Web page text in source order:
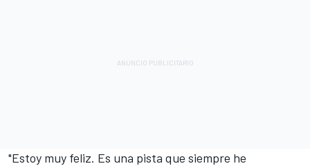
"Estoy muy feliz. Es una pista que siempre he